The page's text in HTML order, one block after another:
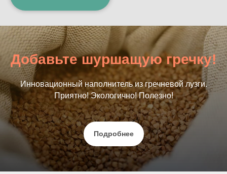
Добавьте шуршащую гречку!
Инновационный наполнитель из гречневой лузги.
Приятно! Экологично! Полезно!
Подробнее